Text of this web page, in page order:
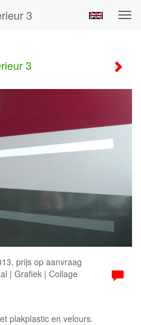
3
3
prijs op aanvraag
| Grafiek | Collage
plakplastic en velours.